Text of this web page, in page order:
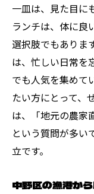
行列必
ンチ
家族連
ポット
地元芸
タイム
中野区
す
一皿は、見た目に
ランチは、体に良
選択肢でもありま
は、忙しい日常を
でも人気を集めて
たい方にとって、
は、「地元の農家
という質問が多い
立です。
中野区の漁港か